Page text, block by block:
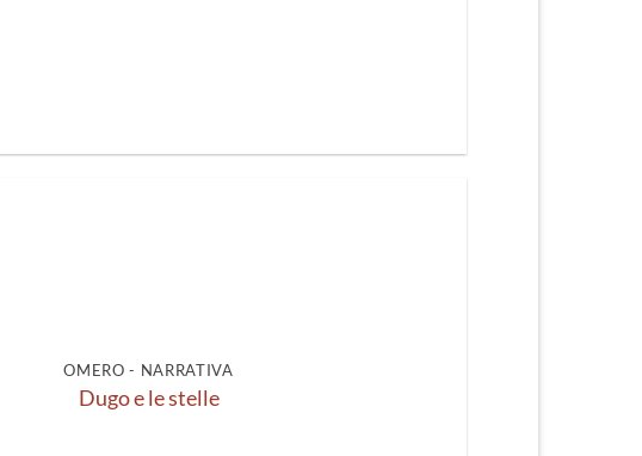
OMERO - NARRATIVA
Dugo e le stelle